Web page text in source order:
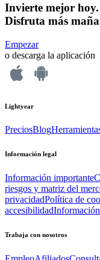
Invierte mejor hoy.
Disfruta más
Empezar
o descarga la aplicación
Lightyear
PreciosBlog
Información legal
Información importante
riesgos y matriz del
privacidadPolítica de
accesibilidad
Trabaja con nosotros